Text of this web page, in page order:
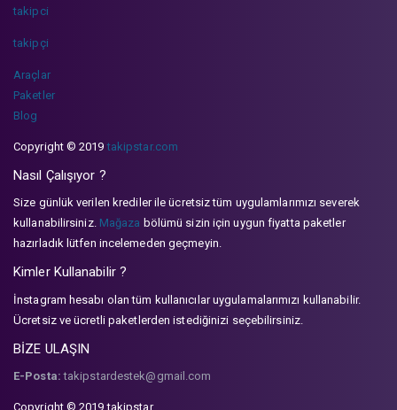
takipci
takipçi
Araçlar
Paketler
Blog
Copyright © 2019takipstar.com
Nasıl Çalışıyor ?
Size günlük verilen krediler ile ücretsiz tüm uygulamlarımızı severek
kullanabilirsiniz. Mağaza bölümü sizin için uygun fiyatta paketler
hazırladık lütfen incelemeden geçmeyin.
Kimler Kullanabilir ?
İnstagram hesabı olan tüm kullanıcılar uygulamalarımızı kullanabilir.
Ücretsiz ve ücretli paketlerden istediğinizi seçebilirsiniz.
BİZE ULAŞIN
E-Posta: takipstardestek@gmail.com
Copyright © 2019 takipstar.